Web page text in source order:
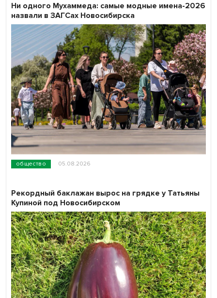
общество 05.08.2026
Ни одного Мухаммеда: самые модные имена-2026
назвали в ЗАГСах Новосибирска
Рекордный баклажан вырос на грядке у Татьяны
Купиной под Новосибирском